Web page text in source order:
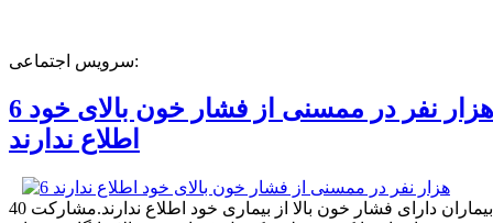
سرویس اجتماعی:
6 هزار نفر در ممسنی از فشار خون بالای خود
اطلاع ندارند
40 درصد بیماران دارای فشار خون بالا از بیماری خود اطلاع ندارند.مشارکت